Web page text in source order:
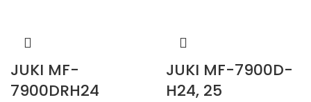
JUKI MF-
7900DRH24
JUKI MF-7900D-
H24, 25